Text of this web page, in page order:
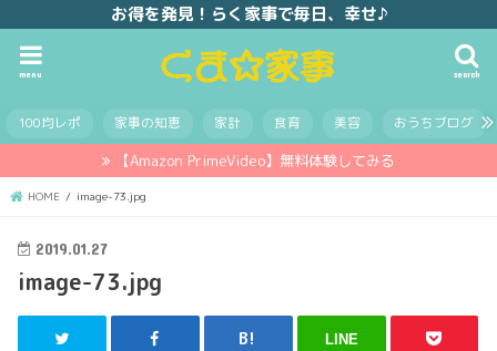
お得を発見！らく家事で毎日、幸せ♪
search
menu
100均レポ 家事の知恵 家計 食育 美容 おうちブログ
【Amazon PrimeVideo】無料体験してみる
HOME image-73.jpg
2019.01.27
image-73.jpg
LINE